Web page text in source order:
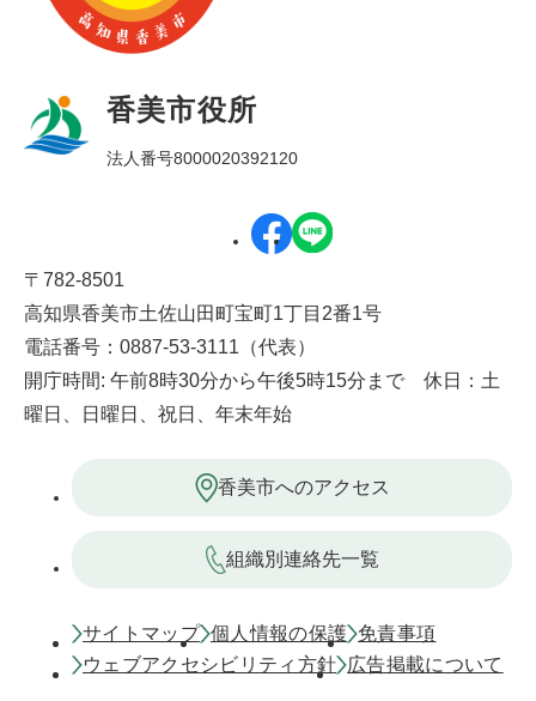
香美市役所
法人番号8000020392120
〒782-8501
高知県香美市土佐山田町宝町1丁目2番1号
電話番号：0887-53-3111（代表）
開庁時間: 午前8時30分から午後5時15分まで 休日：土
曜日、日曜日、祝日、年末年始
香美市へのアクセス
組織別連絡先一覧
サイトマップ 個人情報の保護 免責事項
ウェブアクセシビリティ方針
広告掲載について